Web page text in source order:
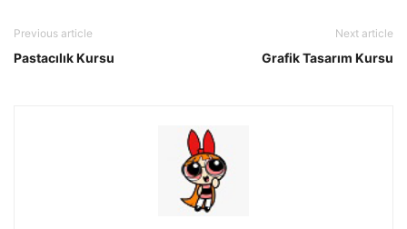
Previous article
Pastacılık Kursu
Next article
Grafik Tasarım Kursu